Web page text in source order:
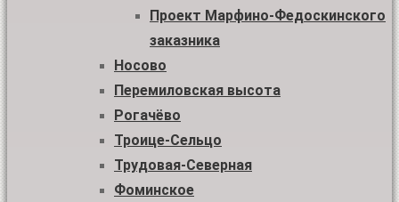
Проект Марфино-Федоскинского
заказника
Носово
Перемиловская высота
Рогачёво
Троице-Сельцо
Трудовая-Северная
Фоминское